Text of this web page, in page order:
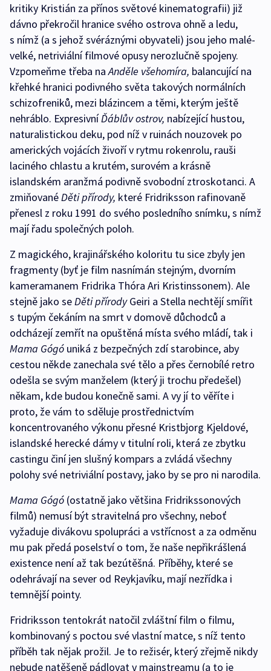
kritiky Kristián za přínos světové kinematografii) již
dávno překročil hranice svého ostrova ohně a ledu,
s nímž (a s jehož svéráznými obyvateli) jsou jeho malé-
velké, netriviální filmové opusy nerozlučně spojeny.
Vzpomeňme třeba naAnděle všehomíra, balancující na
křehké hranici podivného světa takových normálních
schizofreniků, mezi blázincem a těmi, kterým ještě
nehráblo. ExpresivníĎáblůvostrov, nabízející hustou,
naturalistickou deku, pod níž v ruinách nouzovek po
amerických vojácích živoří v rytmu rokenrolu, rauši
laciného chlastu a krutém, surovém a krásně
islandském aranžmá podivně svobodní ztroskotanci. A
zmiňovanéDěti přírody, které Fridriksson rafinovaně
přenesl z roku 1991 do svého posledního snímku, s nímž
mají řadu společných poloh.
Z magického, krajinářského koloritu tu sice zbyly jen
fragmenty (byť je film nasnímán stejným, dvorním
kameramanem Fridrika Thóra Ari Kristinssonem). Ale
stejně jako seDěti přírodyGeiri a Stella nechtějí smířit
s tupým čekáním na smrt v domově důchodců a
odcházejí zemřít na opuštěná místa svého mládí, tak i
Mama Gógó uniká z bezpečných zdí starobince, aby
cestou někde zanechala své tělo a přes černobílé retro
odešla se svým manželem (který ji trochu předešel)
někam, kde budou konečně sami. A vy jí to věříte i
proto, že vám to sděluje prostřednictvím
koncentrovaného výkonu přesné Kristbjorg Kjeldové,
islandské herecké dámy v titulní roli, která ze zbytku
castingu činí jen slušný kompars a zvládá všechny
polohy své netriviální postavy, jako by se pro ni narodila.
Mama Gógó (ostatně jako většina Fridrikssonových
filmů) nemusí být stravitelná pro všechny, neboť
vyžaduje divákovu spolupráci a vstřícnost a za odměnu
mu pak předá poselství o tom, že naše nepřikrášlená
existence není až tak bezútěšná. Příběhy, které se
odehrávají na sever od Reykjavíku, mají nezřídka i
temnější pointy.
Fridriksson tentokrát natočil zvláštní film o filmu,
kombinovaný s poctou své vlastní matce, s níž tento
příběh tak nějak prožil. Je to režisér, který zřejmě nikdy
nebude natěšeně pádlovat v mainstreamu (a to je